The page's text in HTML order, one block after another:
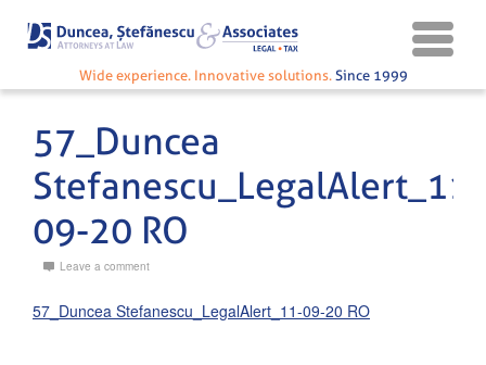
Wide experience. Innovative solutions. Since 1999
57_Duncea
Stefanescu_LegalAlert_11-
09-20 RO
Leave a comment
57_Duncea Stefanescu_LegalAlert_11-09-20 RO